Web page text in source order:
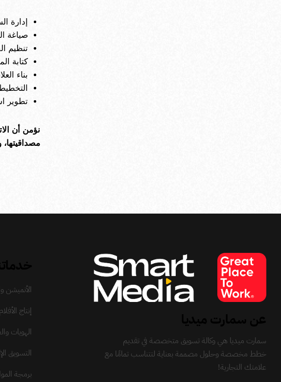
إدارة
صياغة
تنظيم
كتابة
بناء
تطوير
نؤمن أن
سمارت ميديا هي وكالة تسويق متخصصة في تقديم
خطط مخصصة وحلول مصممة بعناية لتتناسب تمامًا مع
علامتك التجارية!
إنتاج
الهويات
التسويق
برمجة